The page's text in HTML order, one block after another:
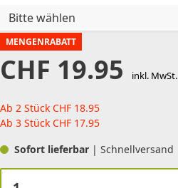
Bitte wählen
MENGENRABATT
CHF 19.95 inkl. MwSt.
Ab 2 Stück CHF 18.95
Ab 3 Stück CHF 17.95
Sofort lieferbar | Schnellversand